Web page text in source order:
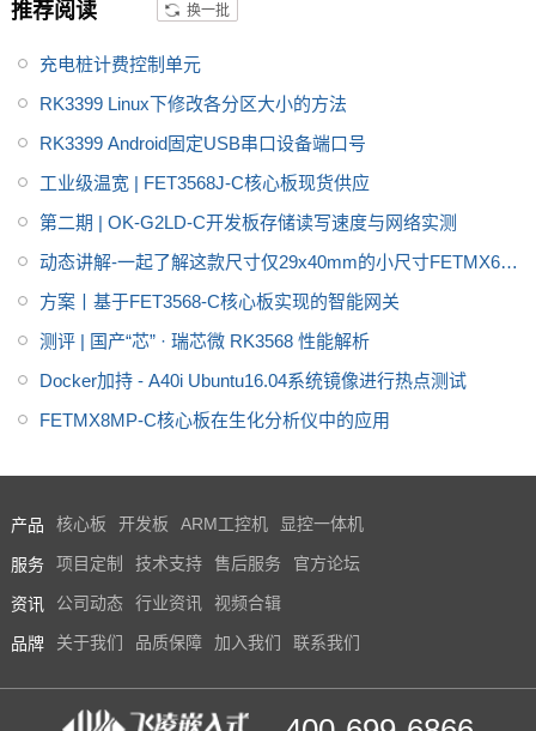
智慧家庭、楼宇、城市和工业4.0
板提供用户手册，iMX8MP原理
图，引脚定义等。
推荐阅读 换一批
充电桩计费控制单元
RK3399 Linux下修改各分区大小的方法
RK3399 Android固定USB串口设备端口号
工业级温宽 | FET3568J-C核心板现货供应
第二期 | OK-G2LD-C开发板存储读写速度与网络实测
动态讲解-一起了解这款尺寸仅29x40mm的小尺寸FETMX6UL
L-C核心板
方案丨基于FET3568-C核心板实现的智能网关
测评 | 国产“芯” · 瑞芯微 RK3568 性能解析
Docker加持 - A40i Ubuntu16.04系统镜像进行热点测试
FETMX8MP-C核心板在生化分析仪中的应用
产品 核心板 开发板 ARM工控机 显控一体机
服务 项目定制 技术支持 售后服务 官方论坛
资讯 公司动态 行业资讯 视频合辑
品牌 关于我们 品质保障 加入我们 联系我们